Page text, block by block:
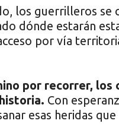
los guerrilleros se
dónde estarán
por vía
por recorrer,
Con
esas heridas